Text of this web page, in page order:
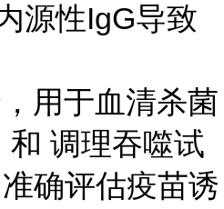
源性IgG导致
用于血清杀菌
调理吞噬试
确评估疫苗诱